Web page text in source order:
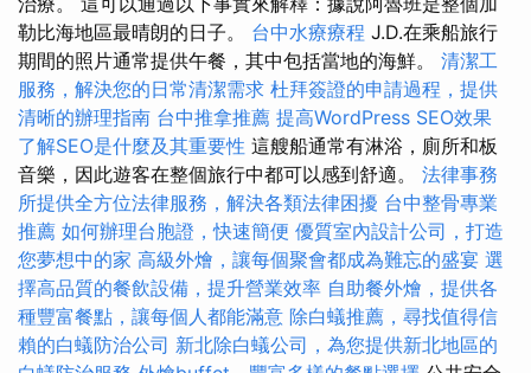
勒比海地區最晴朗的日子。 台中水療療程 J.D.在乘船旅行
期間的照片通常提供午餐，其中包括當地的海鮮。 清潔工
服務，解決您的日常清潔需求 杜拜簽證的申請過程，提供
清晰的辦理指南 台中推拿推薦 提高WordPress SEO效果
了解SEO是什麼及其重要性 這艘船通常有淋浴，廁所和板
音樂，因此遊客在整個旅行中都可以感到舒適。 法律事務
所提供全方位法律服務，解決各類法律困擾 台中整骨專業
推薦 如何辦理台胞證，快速簡便 優質室內設計公司，打造
您夢想中的家 高級外燴，讓每個聚會都成為難忘的盛宴 選
擇高品質的餐飲設備，提升營業效率 自助餐外燴，提供各
種豐富餐點，讓每個人都能滿意 除白蟻推薦，尋找值得信
賴的白蟻防治公司 新北除白蟻公司，為您提供新北地區的